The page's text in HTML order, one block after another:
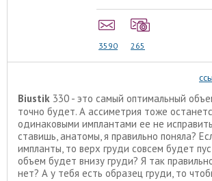
3590 265
Biustik 330 - это самый оптимальный
точно будет. А ассиметрия тоже
одинаковыми имплантами ее не
ставишь, анатомы, я правильно поняла?
импланты, то верх груди совсем будет
объем будет внизу груди? Я так
нет? А у тебя есть образец груди, то